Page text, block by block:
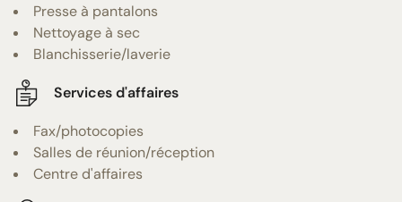
Presse à pantalons
Nettoyage à sec
Blanchisserie/laverie
Services d'affaires
Fax/photocopies
Salles de réunion/réception
Centre d'affaires